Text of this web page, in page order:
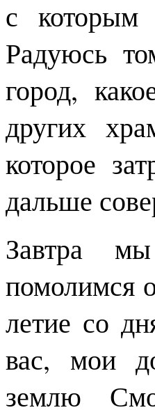
с которым
Радуюсь
город,
других
которое
дальше
Завтра
помолимся
летие со
вас, мои
землю